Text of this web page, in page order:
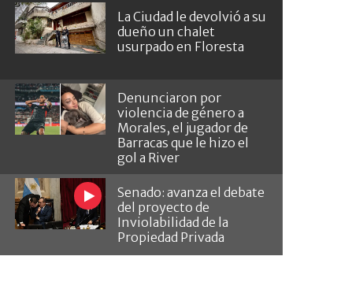
La Ciudad le devolvió a su
dueño un chalet
usurpado en Floresta
Denunciaron por
violencia de género a
Morales, el jugador de
Barracas que le hizo el
gol a River
Senado: avanza el debate
del proyecto de
Inviolabilidad de la
Propiedad Privada